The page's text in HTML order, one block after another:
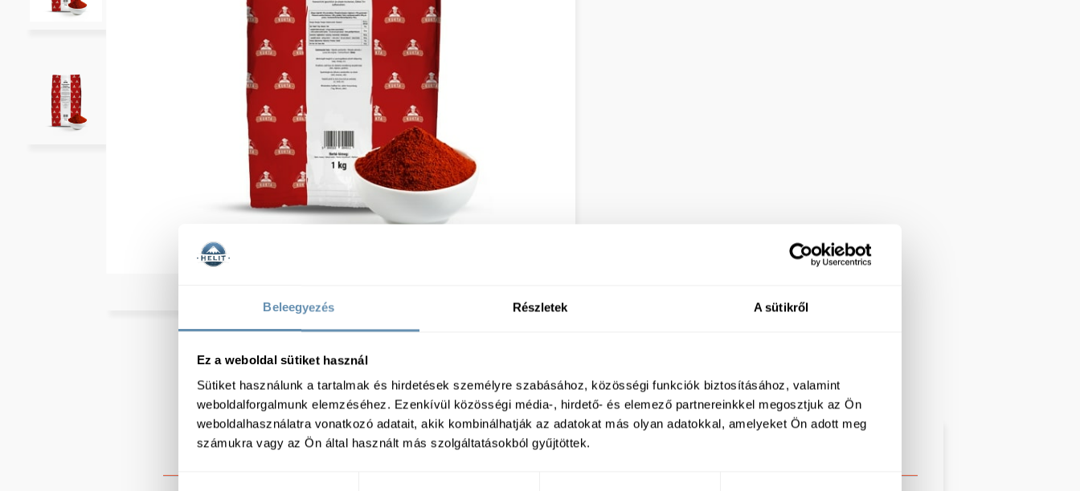
Beleegyezés Részletek A sütikről
Ez a weboldal sütiket használ
Sütiket használunk a tartalmak és hirdetések személyre szabásához, közösségi funkciók biztosításához, valamint
weboldalforgalmunk elemzéséhez. Ezenkívül közösségi média-, hirdető- és elemező partnereinkkel megosztjuk az Ön
weboldalhasználatra vonatkozó adatait, akik kombinálhatják az adatokat más olyan adatokkal, amelyeket Ön adott meg
számukra vagy az Ön által használt más szolgáltatásokból gyűjtöttek.
Hozzájárulás
Specifikáció